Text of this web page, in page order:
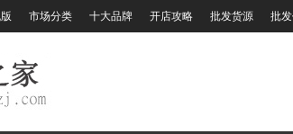
市场分类 十大品牌 开店攻略 批发货源 批